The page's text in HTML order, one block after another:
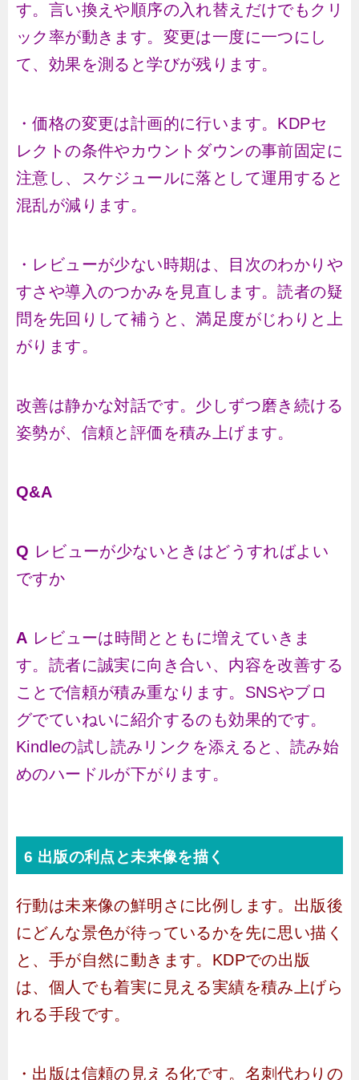
す。言い換えや順序の入れ替えだけでもクリ
ック率が動きます。変更は一度に一つにし
て、効果を測ると学びが残ります。
・価格の変更は計画的に行います。KDPセ
レクトの条件やカウントダウンの事前固定に
注意し、スケジュールに落として運用すると
混乱が減ります。
・レビューが少ない時期は、目次のわかりや
すさや導入のつかみを見直します。読者の疑
問を先回りして補うと、満足度がじわりと上
がります。
改善は静かな対話です。少しずつ磨き続ける
姿勢が、信頼と評価を積み上げます。
Q&A
Q レビューが少ないときはどうすればよい
ですか
A レビューは時間とともに増えていきま
す。読者に誠実に向き合い、内容を改善する
ことで信頼が積み重なります。SNSやブロ
グでていねいに紹介するのも効果的です。
Kindleの試し読みリンクを添えると、読み始
めのハードルが下がります。
6 出版の利点と未来像を描く
行動は未来像の鮮明さに比例します。出版後
にどんな景色が待っているかを先に思い描く
と、手が自然に動きます。KDPでの出版
は、個人でも着実に見える実績を積み上げら
れる手段です。
・出版は信頼の見える化です。名刺代わりの